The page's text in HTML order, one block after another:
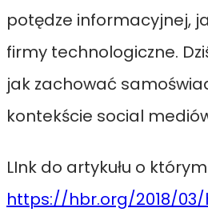
potędze informacyjnej,
firmy technologiczne.
jak zachować
kontekście social
LInk do artykułu o
https://hbr.org/2018/